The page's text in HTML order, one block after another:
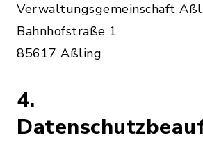
Verwaltungsgemeinschaft
Bahnhofstraße 1
85617 Aßling
4.